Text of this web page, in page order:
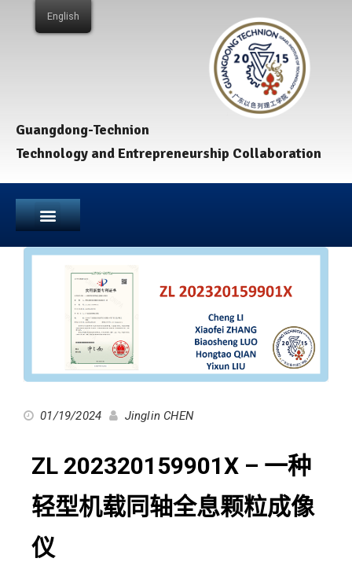
Guangdong-Technion
Technology and Entrepreneurship Collaboration
01/19/2024 Jinglin CHEN
ZL 202320159901X – 一种
轻型机载同轴全息颗粒成像
仪
English